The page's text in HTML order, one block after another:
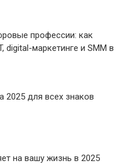
профессии: как
digital-маркетинге и SMM в
2025 для всех знаков
на вашу жизнь в 2025